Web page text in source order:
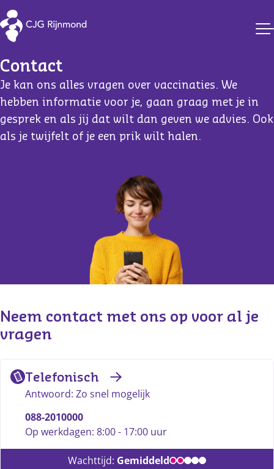
Vaccinaties CJG Rijnmond
Contact
Je kan ons alles vragen over vaccinaties. We
hebben informatie voor je, gaan graag met je in
gesprek en als jij dat wilt dan geven we advies. Ook
als je twijfelt of je een prik wilt halen.
Neem contact met ons op voor al je
vragen
Telefonisch
Antwoord: Zo snel mogelijk
088-2010000
Op werkdagen: 8:00 - 17:00 uur
Wachttijd: Gemiddeld